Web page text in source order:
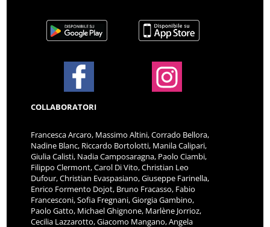
COLLABORATORI
Francesca Arcaro, Massimo Altini, Corrado Bellora,
Nadine Blanc, Riccardo Bortolotti, Manila Calipari,
Giulia Calisti, Nadia Camposaragna, Paolo Ciambi,
Filippo Clermont, Carol Di Vito, Christian Leo
Dufour, Christian Evaspasiano, Giuseppe Farinella,
Enrico Formento Dojot, Bruno Fracasso, Fabio
Francesconi, Sofia Fregnani, Giorgia Gambino,
Paolo Gatto, Michael Ghignone, Marlène Jorrioz,
Cecilia Lazzarotto, Giacomo Mangano, Angela